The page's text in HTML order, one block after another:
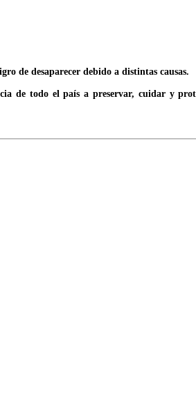
de desaparecer debido a distintas causas.
de todo el país a preservar, cuidar y